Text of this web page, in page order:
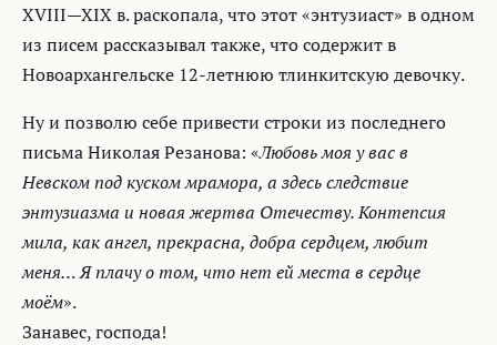
XVIII—XIX в. раскопала, что этот «энтузиаст» в одном
из писем рассказывал также, что содержит в
Новоархангельске 12-летнюю тлинкитскую девочку.
Ну и позволю себе привести строки из последнего
письма Николая Резанова: «Любовь моя у вас в
Невском под куском мрамора, а здесь следствие
энтузиазма и новая жертва Отечеству. Контепсия
мила, как ангел, прекрасна, добра сердцем, любит
меня… Я плачу о том, что нет ей места в сердце
моём».
Занавес, господа!